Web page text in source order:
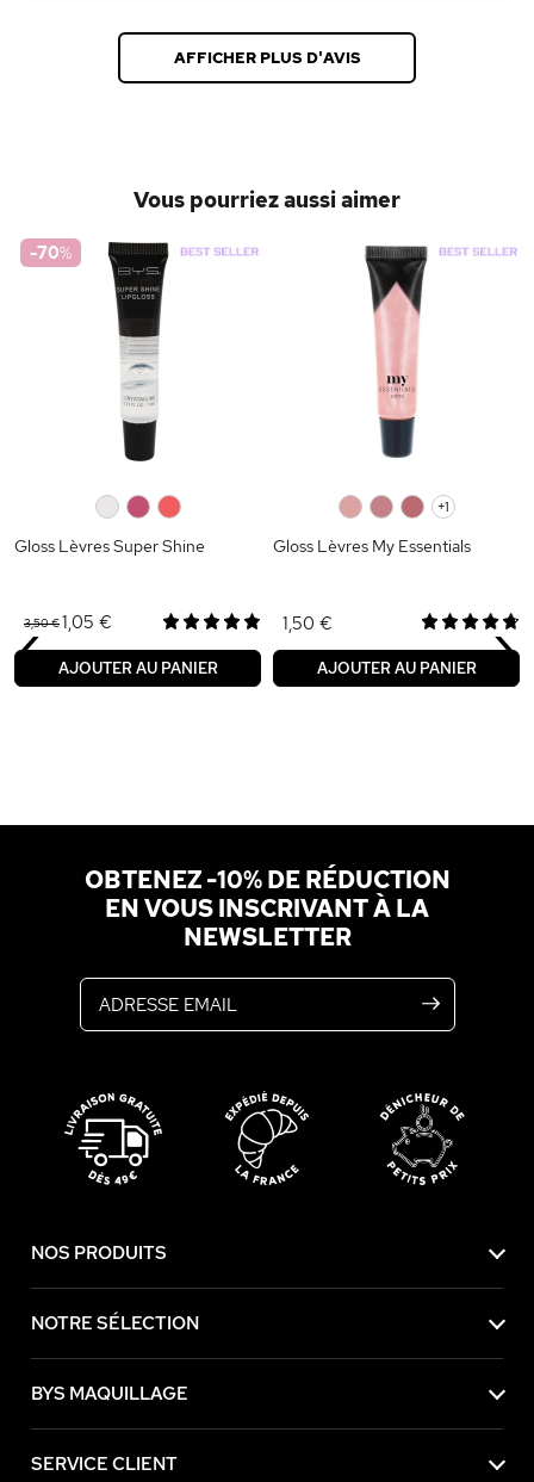
AFFICHER PLUS D'AVIS
Vous pourriez aussi aimer
-70%
Gloss Lèvres Super Shine
3,50 €1,05 €
AJOUTER AU PANIER
+1
Gloss Lèvres My Essentials
1,50 €
AJOUTER AU PANIER
‹ ›
OBTENEZ -10% DE RÉDUCTION
EN VOUS INSCRIVANT À LA
NEWSLETTER
NOS PRODUITS
NOTRE SÉLECTION
BYS MAQUILLAGE
SERVICE CLIENT